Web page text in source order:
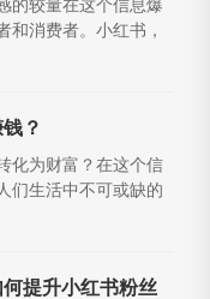
的较量在这个信息爆
和消费者。小红书，
？
化为财富？在这个信
们生活中不可或缺的
提升小红书粉丝